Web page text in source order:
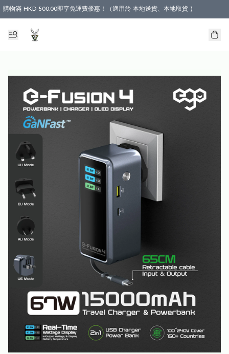
購物滿 HKD 500.00即享免運費優惠！（適用於 本地送貨、本地取貨 )